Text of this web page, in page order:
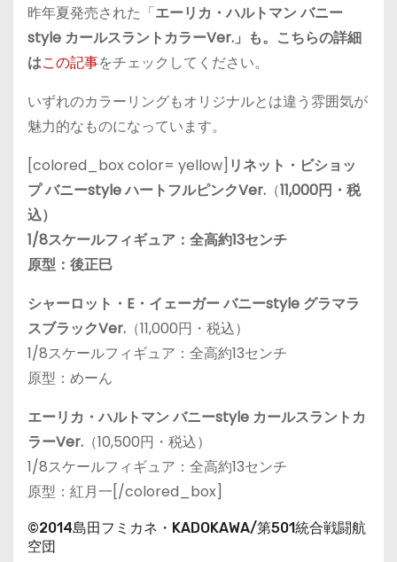
昨年夏発売された「エーリカ・ハルトマン バニー
style カールスラントカラーVer.」も。こちらの詳細
はこの記事をチェックしてください。
いずれのカラーリングもオリジナルとは違う雰囲気が
魅力的なものになっています。
[colored_box color= yellow] リネット・ビショッ
プ バニーstyle ハートフルピンクVer. （11,000円・税
込）
1/8スケールフィギュア：全高約13センチ
原型：後正巳
シャーロット・E・イェーガー バニーstyle グラマラ
スブラックVer. （11,000円・税込）
1/8スケールフィギュア：全高約13センチ
原型：めーん
エーリカ・ハルトマン バニーstyle カールスラントカ
ラーVer. （10,500円・税込）
1/8スケールフィギュア：全高約13センチ
原型：紅月一[/colored_box]
©2014島田フミカネ・KADOKAWA/第501統合戦闘航
空団